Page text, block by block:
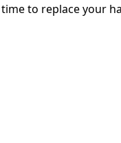
to replace your